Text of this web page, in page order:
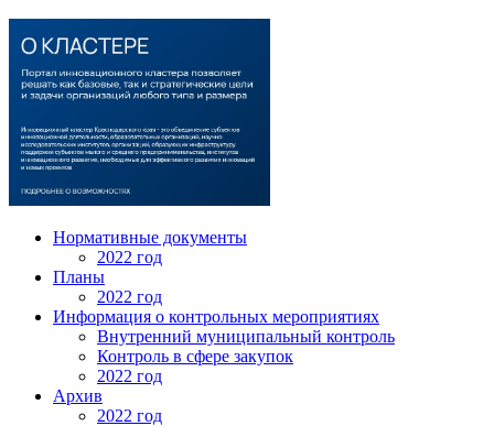
Нормативные документы
2022 год
Планы
2022 год
Информация о контрольных мероприятиях
Внутренний муниципальный контроль
Контроль в сфере закупок
2022 год
Архив
2022 год